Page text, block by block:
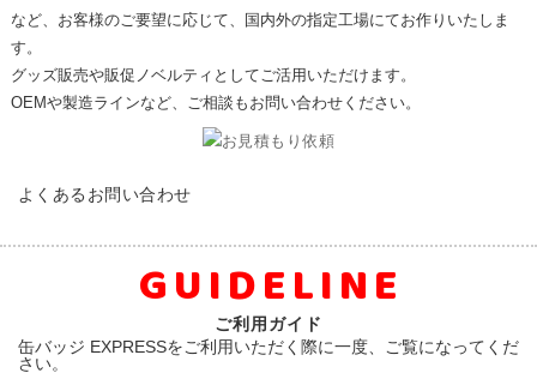
など、お客様のご要望に応じて、国内外の指定工場にてお作りいたしま
す。
グッズ販売や販促ノベルティとしてご活用いただけます。
OEMや製造ラインなど、ご相談もお問い合わせください。
よくあるお問い合わせ
GUIDELINE
ご利用ガイド
缶バッジ EXPRESSをご利用いただく際に一度、ご覧になってくだ
さい。